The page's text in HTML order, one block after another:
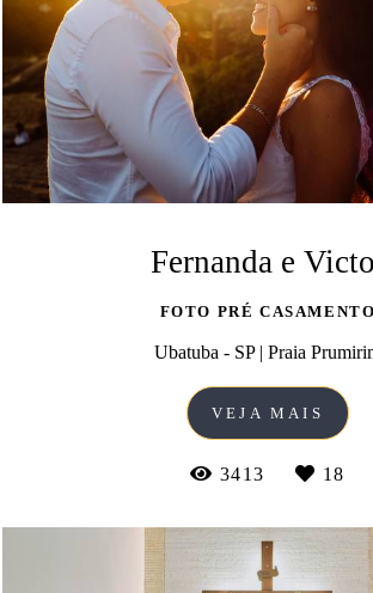
Fernanda e
FOTO PRÉ CASAMENTO
Ubatuba - SP | Praia
VEJA MAIS
3413 18